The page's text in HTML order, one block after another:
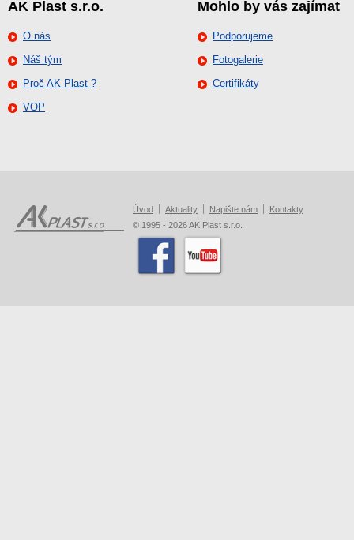
AK Plast s.r.o.
O nás
Náš tým
Proč AK Plast ?
VOP
Mohlo by vás zajímat
Podporujeme
Fotogalerie
Certifikáty
Úvod Aktuality Napište nám
Kontakty
© 1995 - 2026 AK Plast s.r.o.